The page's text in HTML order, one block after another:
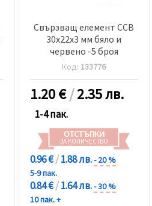
Свързващ елемент CCB
30x22x3 мм бяло и
червено -5 броя
Код: 133776
1.20€/2.35 лв.
1-4 пак.
ОТСТЪПКИ
ЗА КОЛИЧЕСТВО
0.96 €/1.88 лв.- 20 %
5-9 пак.
0.84 €/1.64 лв.- 30 %
10 пак. +